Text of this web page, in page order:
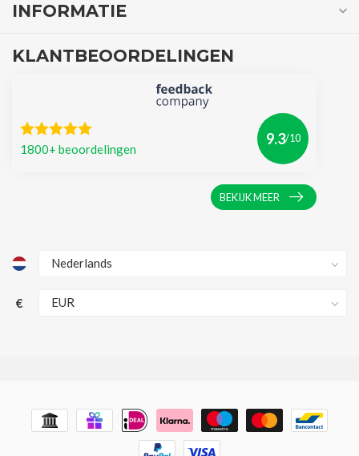
INFORMATIE
KLANTBEOORDELINGEN
1800+ beoordelingen
9.3/10
BEKIJK MEER
€